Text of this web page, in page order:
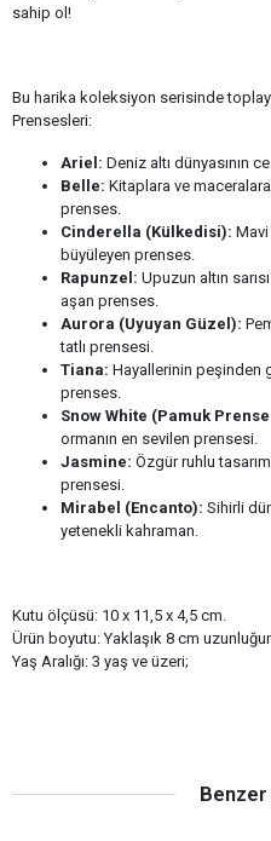
sahip ol!
Bu harika koleksiyon serisinde
Prensesleri:
Ariel: Deniz altı dünyasının
Belle: Kitaplara ve
prenses.
Cinderella (Külkedisi): Mavi
büyüleyen prenses.
Rapunzel: Upuzun altın
aşan prenses.
Aurora (Uyuyan Güzel):
tatlı prensesi.
Tiana: Hayallerinin peşinden
prenses.
Snow White (Pamuk
ormanın en sevilen prensesi.
Jasmine: Özgür ruhlu
prensesi.
Mirabel (Encanto): Sihirli
yetenekli kahraman.
Kutu ölçüsü: 10 x 11,5 x 4,5 cm.
Ürün boyutu: Yaklaşık 8 cm
Yaş Aralığı: 3 yaş ve üzeri;